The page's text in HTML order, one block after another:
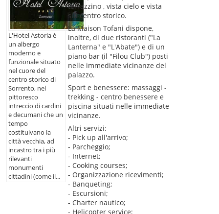
L'Hotel Astoria è
un albergo
moderno e
funzionale situato
nel cuore del
centro storico di
Sorrento, nel
pittoresco
intreccio di cardini
e decumani che un
tempo
costituivano la
città vecchia, ad
incastro tra i più
rilevanti
monumenti
cittadini (come il...
terrazzino , vista cielo e vista
sul centro storico.
La Maison Tofani dispone,
inoltre, di due ristoranti ("La
Lanterna" e "L'Abate") e di un
piano bar (il "Filou Club") posti
nelle immediate vicinanze del
palazzo.
Sport e benessere: massaggi -
trekking - centro benessere e
piscina situati nelle immediate
vicinanze.
Altri servizi:
- Pick up all'arrivo;
- Parcheggio;
- Internet;
- Cooking courses;
- Organizzazione ricevimenti;
- Banqueting;
- Escursioni;
- Charter nautico;
- Helicopter service;